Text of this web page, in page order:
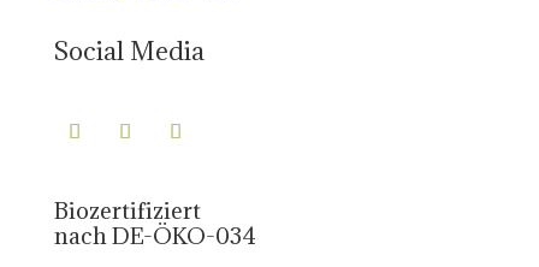
Social Media
Biozertifiziert
nach DE-ÖKO-034